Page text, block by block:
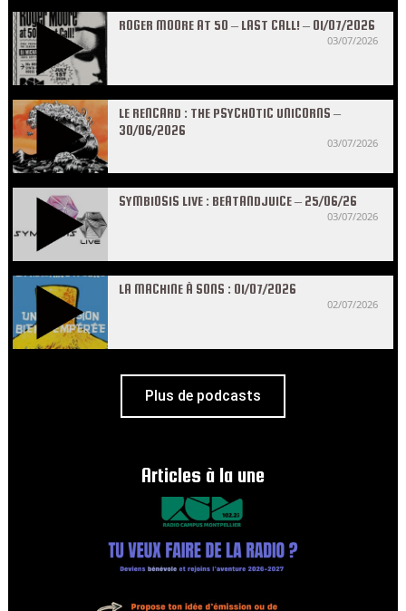
ROGER MOORE AT 50 – LAST CALL! – 01/07/2026
03/07/2026
LE RENCARD : THE PSYCHOTIC UNICORNS –
30/06/2026
03/07/2026
SYMBIOSIS LIVE : BEATANDJUICE – 25/06/26
03/07/2026
LA MACHINE À SONS : 01/07/2026
02/07/2026
Plus de podcasts
Articles à la une